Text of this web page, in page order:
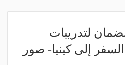
لتدريبات
إلى كينيا- صور